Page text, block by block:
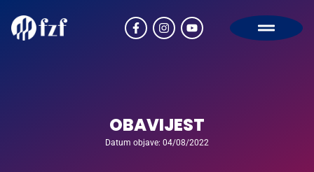
OBAVIJEST
Datum objave: 04/08/2022